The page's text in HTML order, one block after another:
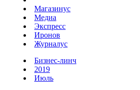
Магазинус
Медиа
Экспресс
Иронов
Журналус
Бизнес-линч
2019
Июль